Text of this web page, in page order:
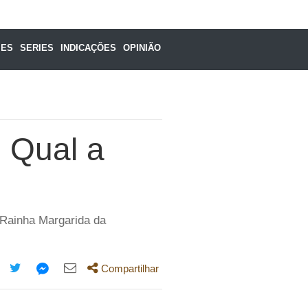
SERIES INDICAÇÕES OPINIÃO
Qual a
Margarida da
Compartilhe
Compartilhe
Compartilhe
Compartilhar